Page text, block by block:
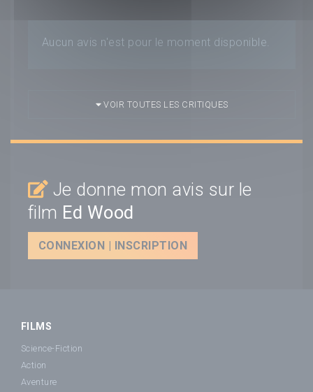
Aucun avis n'est pour le moment disponible.
VOIR TOUTES LES CRITIQUES
Je donne mon avis sur le
film Ed Wood
CONNEXION | INSCRIPTION
FILMS
Science-Fiction
Action
Aventure